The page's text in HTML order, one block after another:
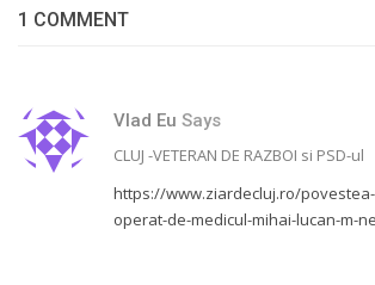
1 COMMENT
Vlad Eu Says
CLUJ -VETERAN DE RAZBOI si PSD-ul
https://www.ziardecluj.ro/
operat-de-medicul-mihai-lucan-m-